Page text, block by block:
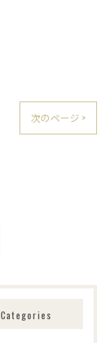
次のページ >
Categories